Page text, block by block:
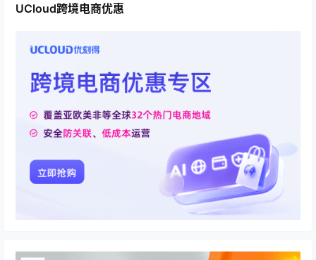
UCloud跨境电商优惠